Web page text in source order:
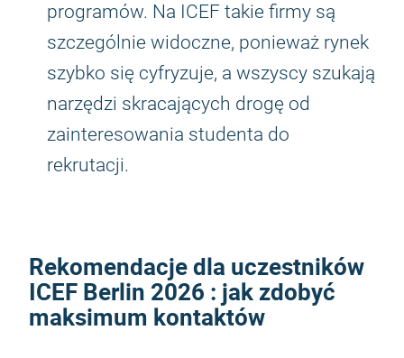
programów. Na ICEF takie firmy są
szczególnie widoczne, ponieważ rynek
szybko się cyfryzuje, a wszyscy szukają
narzędzi skracających drogę od
zainteresowania studenta do
rekrutacji.
Rekomendacje dla uczestników
ICEF Berlin 2026 : jak zdobyć
maksimum kontaktów